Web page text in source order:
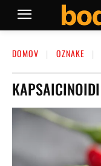
DOMOV OZNAKE
KAPSAICINOIDI